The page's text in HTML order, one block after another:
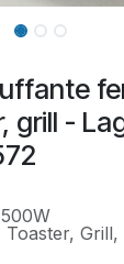
grill -
Grill,